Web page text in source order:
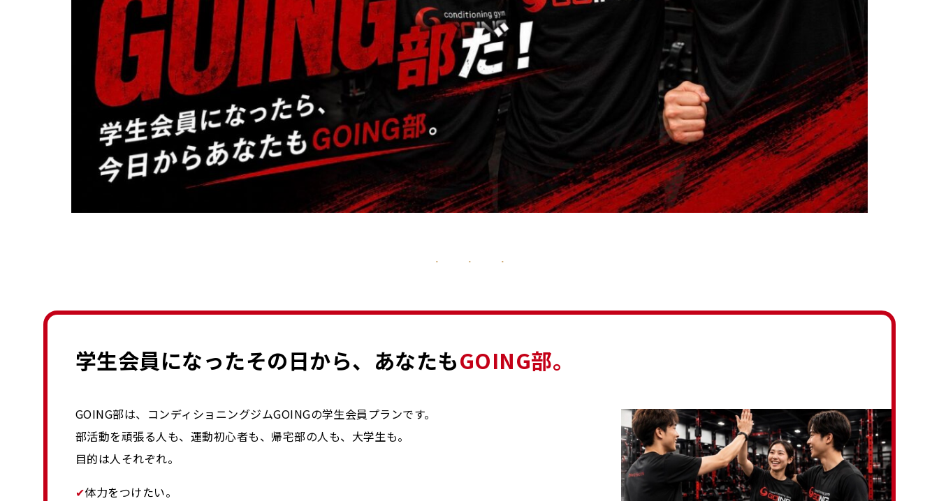
学生会員になったその日から、あなたもGOING部。
GOING部は、コンディショニングジムGOINGの学生会員プランです。
部活動を頑張る人も、運動初心者も、帰宅部の人も、大学生も。
目的は人それぞれ。
✔体力をつけたい。